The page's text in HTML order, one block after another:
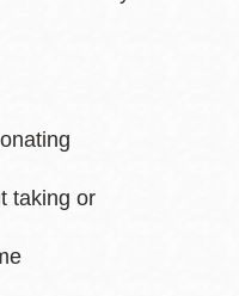
taking or